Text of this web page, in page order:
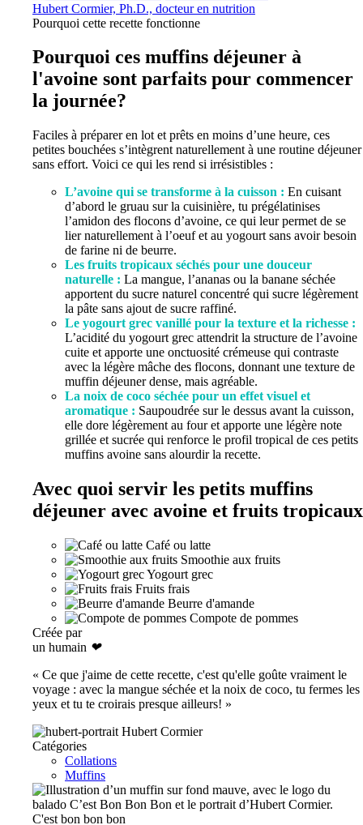
Hubert Cormier, Ph.D., docteur en nutrition
Pourquoi cette recette fonctionne
Pourquoi ces muffins déjeuner à
l'avoine sont parfaits pour commencer
la journée?
Faciles à préparer en lot et prêts en moins d’une heure, ces
petites bouchées s’intègrent naturellement à une routine déjeuner
sans effort. Voici ce qui les rend si irrésistibles :
L’avoine qui se transforme à la cuisson : En cuisant
d’abord le gruau sur la cuisinière, tu prégélatinises
l’amidon des flocons d’avoine, ce qui leur permet de se
lier naturellement à l’oeuf et au yogourt sans avoir besoin
de farine ni de beurre.
Les fruits tropicaux séchés pour une douceur
naturelle : La mangue, l’ananas ou la banane séchée
apportent du sucre naturel concentré qui sucre légèrement
la pâte sans ajout de sucre raffiné.
Le yogourt grec vanillé pour la texture et la richesse :
L’acidité du yogourt grec attendrit la structure de l’avoine
cuite et apporte une onctuosité crémeuse qui contraste
avec la légère mâche des flocons, donnant une texture de
muffin déjeuner dense, mais agréable.
La noix de coco séchée pour un effet visuel et
aromatique : Saupoudrée sur le dessus avant la cuisson,
elle dore légèrement au four et apporte une légère note
grillée et sucrée qui renforce le profil tropical de ces petits
muffins avoine sans alourdir la recette.
Avec quoi servir les petits muffins
déjeuner avec avoine et fruits tropicaux
Café ou latte
Smoothie aux fruits
Yogourt grec
Fruits frais
Beurre d'amande
Compote de pommes
Créée par
un humain ❤
« Ce que j'aime de cette recette, c'est qu'elle goûte vraiment le
voyage : avec la mangue séchée et la noix de coco, tu fermes les
yeux et tu te croirais presque ailleurs! »
Hubert Cormier
Catégories
Collations
Muffins
C'est bon bon bon